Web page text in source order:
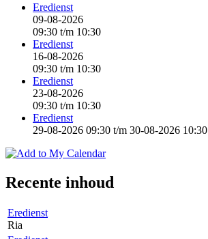
Eredienst
09-08-2026
09:30 t/m 10:30
Eredienst
16-08-2026
09:30 t/m 10:30
Eredienst
23-08-2026
09:30 t/m 10:30
Eredienst
29-08-2026 09:30 t/m 30-08-2026 10:30
Recente inhoud
Eredienst
Ria